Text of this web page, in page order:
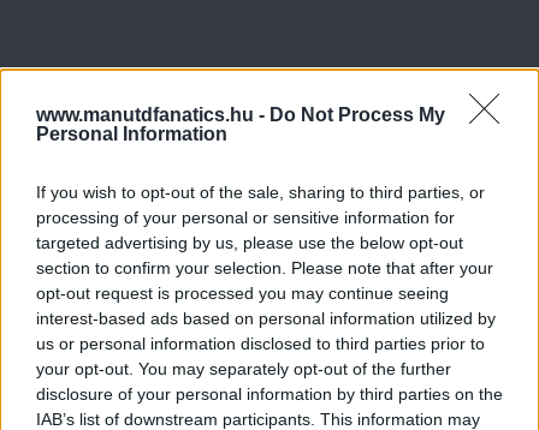
www.manutdfanatics.hu - Do Not Process My
Personal Information
If you wish to opt-out of the sale, sharing to third parties, or
processing of your personal or sensitive information for
targeted advertising by us, please use the below opt-out
section to confirm your selection. Please note that after your
opt-out request is processed you may continue seeing
interest-based ads based on personal information utilized by
us or personal information disclosed to third parties prior to
your opt-out. You may separately opt-out of the further
disclosure of your personal information by third parties on the
IAB’s list of downstream participants. This information may